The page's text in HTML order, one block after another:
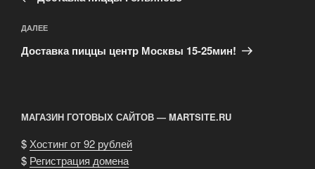
Следующая
запись
ДАЛЕЕ
Доставка пиццы центр Москвы 15-25мин!
МАГАЗИН ГОТОВЫХ САЙТОВ — MARTSITE.RU
$Хостинг от 92 рублей
$ Регистрация домена